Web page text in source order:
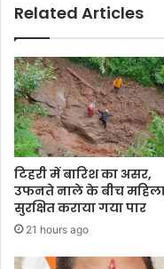
Related Articles
टिहरी में बारिश का असर,
उफनते नाले के बीच
सुरक्षित कराया गया पार
21 hours ago